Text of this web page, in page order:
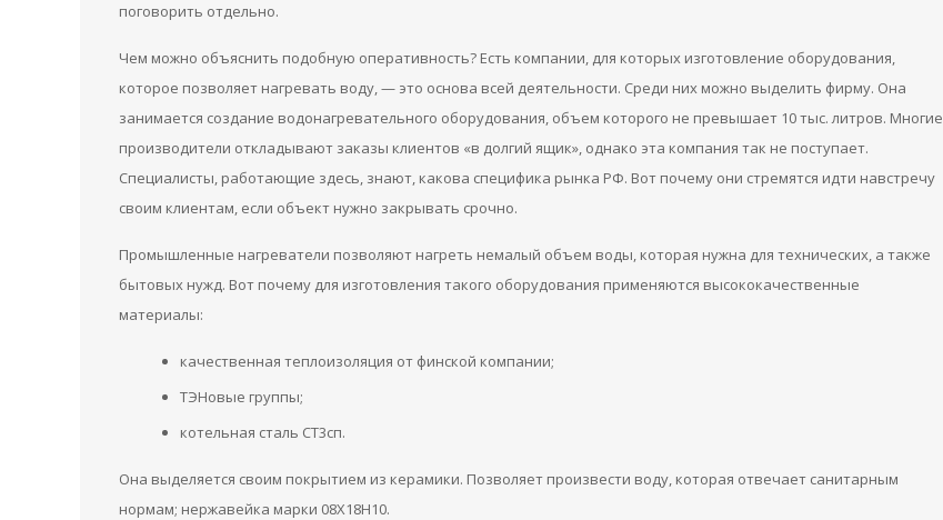
поговорить отдельно.
Чем можно объяснить подобную оперативность? Есть компании, для которых изготовление оборудования,
которое позволяет нагревать воду, — это основа всей деятельности. Среди них можно выделить фирму. Она
занимается создание водонагревательного оборудования, объем которого не превышает 10 тыс. литров. Многие
производители откладывают заказы клиентов «в долгий ящик», однако эта компания так не поступает.
Специалисты, работающие здесь, знают, какова специфика рынка РФ. Вот почему они стремятся идти навстречу
своим клиентам, если объект нужно закрывать срочно.
Промышленные нагреватели позволяют нагреть немалый объем воды, которая нужна для технических, а также
бытовых нужд. Вот почему для изготовления такого оборудования применяются высококачественные
материалы:
качественная теплоизоляция от финской компании;
ТЭНовые группы;
котельная сталь СТ3сп.
Она выделяется своим покрытием из керамики. Позволяет произвести воду, которая отвечает санитарным
нормам; нержавейка марки 08Х18Н10.